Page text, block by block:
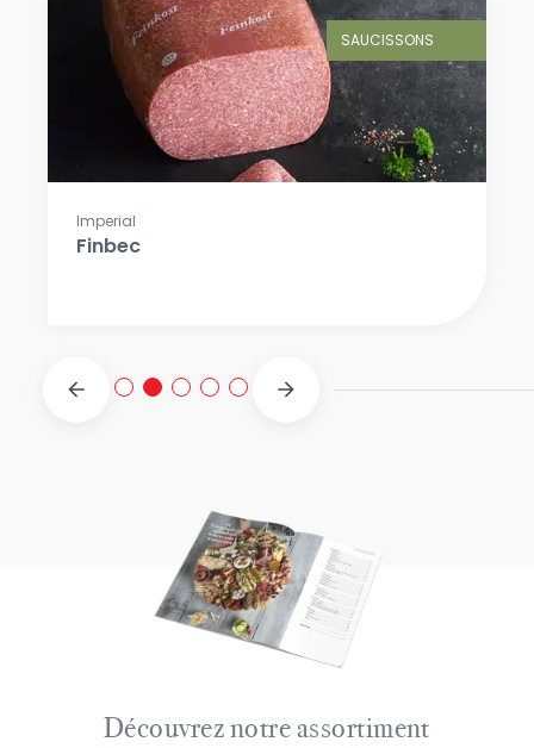
SAUCISSONS
Imperial
Finbec
Découvrez notre assortiment